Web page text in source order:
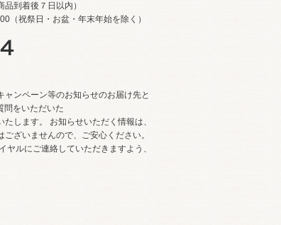
到着後７日以内）
祝祭日・お盆・年末年始を除く）
ンペーン等のお知らせのお届け先と
問をいただいた
します。 お知らせいただく情報は、
ざいませんので、ご安心ください。
ルにご連絡していただきますよう、